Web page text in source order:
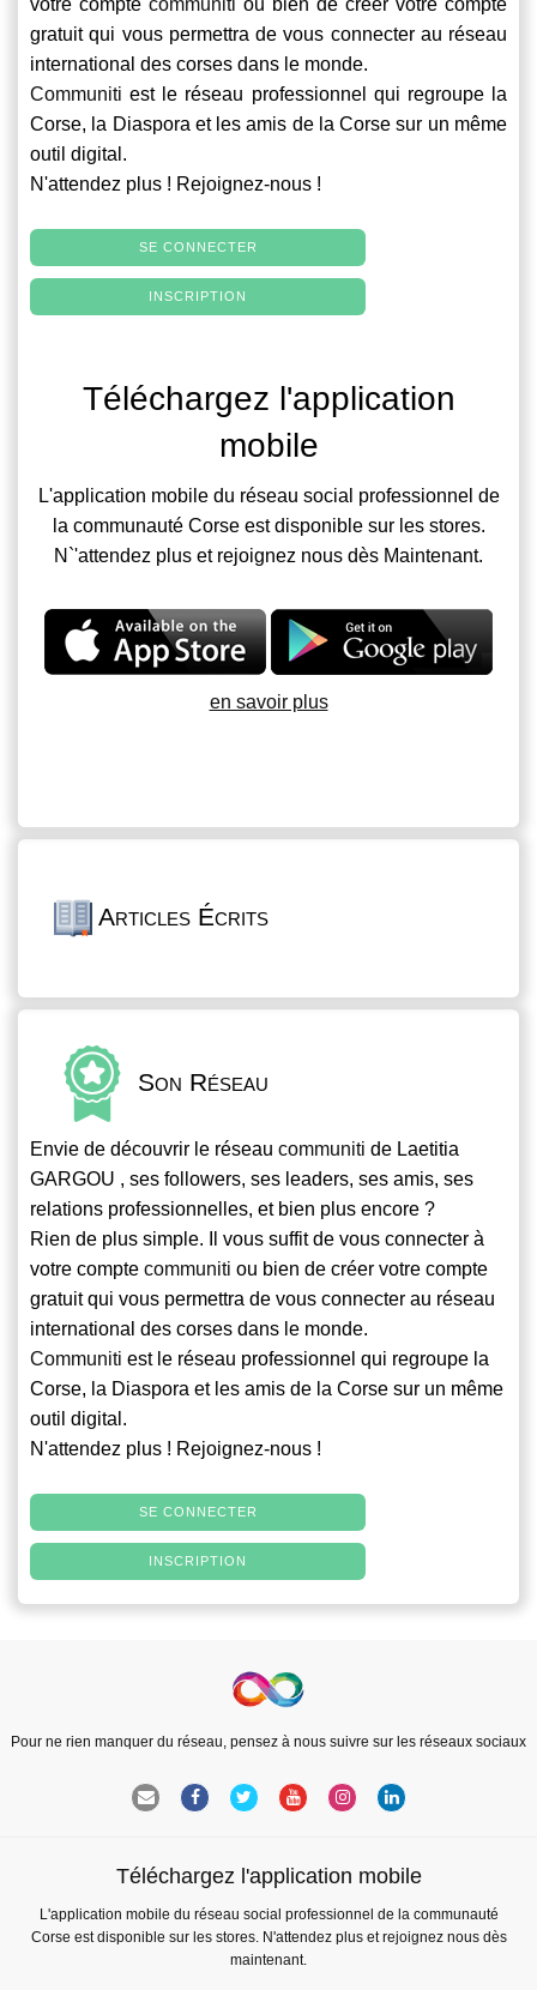
votre compte communiti ou bien de créer votre compte
gratuit qui vous permettra de vous connecter au réseau
international des corses dans le monde.
Communiti est le réseau professionnel qui regroupe la
Corse, la Diaspora et les amis de la Corse sur un même
outil digital.
N'attendez plus ! Rejoignez-nous !
SE CONNECTER
INSCRIPTION
Téléchargez l'application
mobile
L'application mobile du réseau social professionnel de
la communauté Corse est disponible sur les stores.
N`'attendez plus et rejoignez nous dès Maintenant.
en savoir plus
Articles Écrits
Son Réseau
Envie de découvrir le réseau communiti de Laetitia
GARGOU , ses followers, ses leaders, ses amis, ses
relations professionnelles, et bien plus encore ?
Rien de plus simple. Il vous suffit de vous connecter à
votre compte communiti ou bien de créer votre compte
gratuit qui vous permettra de vous connecter au réseau
international des corses dans le monde.
Communiti est le réseau professionnel qui regroupe la
Corse, la Diaspora et les amis de la Corse sur un même
outil digital.
N'attendez plus ! Rejoignez-nous !
SE CONNECTER
INSCRIPTION
Pour ne rien manquer du réseau, pensez à nous suivre sur les réseaux sociaux
Téléchargez l'application mobile
L'application mobile du réseau social professionnel de la communauté
Corse est disponible sur les stores. N'attendez plus et rejoignez nous dès
maintenant.